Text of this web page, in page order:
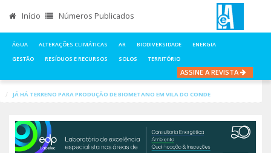
Início Números Publicados
ÁGUA ALTERAÇÕES CLIMÁTICAS AR BIODIVERSIDADE
ENERGIA
GESTÃO
RESÍDUOS E RECURSOS SOLOS TERRITÓRIO
ASSINE A REVISTA
JÁ HÁ TERRENO PARA PRODUÇÃO DE BIOMETANO EM VILA DO CONDE